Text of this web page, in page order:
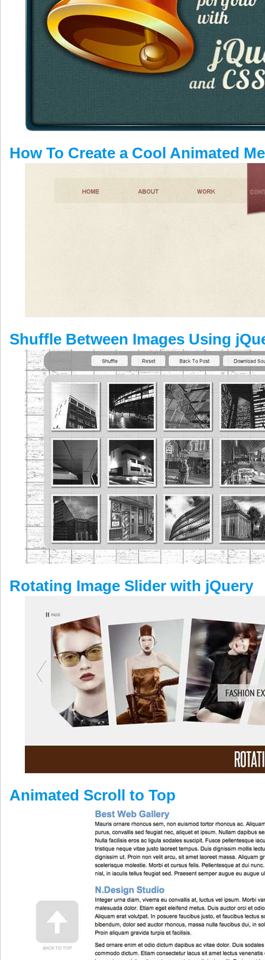
How To Create a Cool Animated
Shuffle Between Images Using
Rotating Image Slider with jQuery
Animated Scroll to Top